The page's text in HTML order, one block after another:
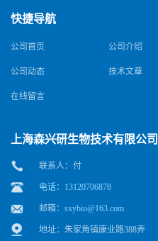
快捷导航
公司首页 公司介绍
公司动态 技术文章
在线留言
上海森兴研生物技术有限公司
联系人：付
电话：13120706878
邮箱： sxybio@163.com
地址：朱家角镇康业路388弄